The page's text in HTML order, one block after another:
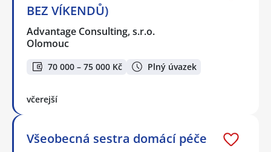
BEZ VÍKENDŮ)
Advantage Consulting, s.r.o.
Olomouc
70 000 – 75 000 Kč Plný úvazek
včerejší
Všeobecná sestra domácí péče